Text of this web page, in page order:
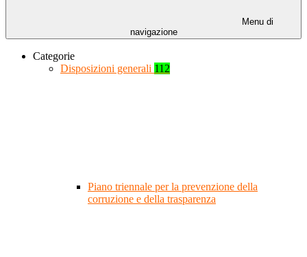
Menu di
navigazione
Categorie
Disposizioni generali 112
Piano triennale per la prevenzione della
corruzione e della trasparenza